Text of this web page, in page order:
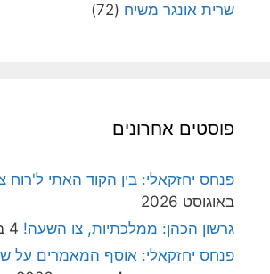
שרית אונגר משיח (72)
פוסטים אחרונים
פנחס יחזקאלי: בין הקוד האתי ל'רוח
באוגוסט 2026
גרשון הכהן: ממלכתיות, צו השעה! 4 באוגוסט 2026
פנחס יחזקאלי: אוסף המאמרים על